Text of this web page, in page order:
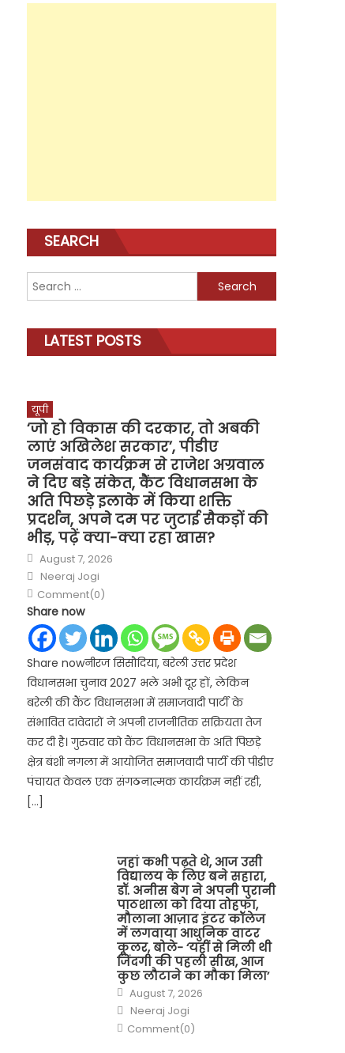
SEARCH
Search
for:
LATEST POSTS
यूपी
‘जो हो विकास की दरकार, तो अबकी
लाएं अखिलेश सरकार’, पीडीए
जनसंवाद कार्यक्रम से राजेश अग्रवाल
ने दिए बड़े संकेत, कैंट विधानसभा के
अति पिछड़े इलाके में किया शक्ति
प्रदर्शन, अपने दम पर जुटाई सैकड़ों की
भीड़, पढ़ें क्या-क्या रहा खास?
Posted
on
August 7, 2026
Author
Neeraj Jogi
Comment(0)
Share now
Share nowनीरज सिसौदिया, बरेली उत्तर प्रदेश
विधानसभा चुनाव 2027 भले अभी दूर हों, लेकिन
बरेली की कैंट विधानसभा में समाजवादी पार्टी के
संभावित दावेदारों ने अपनी राजनीतिक सक्रियता तेज
कर दी है। गुरुवार को कैंट विधानसभा के अति पिछड़े
क्षेत्र बंशी नगला में आयोजित समाजवादी पार्टी की पीडीए
पंचायत केवल एक संगठनात्मक कार्यक्रम नहीं रही,
[…]
जहां कभी पढ़ते थे, आज उसी
विद्यालय के लिए बने सहारा,
डॉ. अनीस बेग ने अपनी पुरानी
पाठशाला को दिया तोहफा,
मौलाना आज़ाद इंटर कॉलेज
में लगवाया आधुनिक वाटर
कूलर, बोले- ‘यहीं से मिली थी
जिंदगी की पहली सीख, आज
कुछ लौटाने का मौका मिला’
Posted
on
August 7, 2026
Author
Neeraj Jogi
Comment(0)